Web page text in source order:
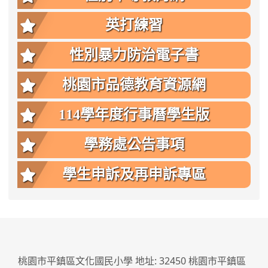
英打練習
性別暴力防治電子書
桃園市品德教育資源網
114學年度行事曆學生版
學務處公告事項
學生申訴及再申訴專區
桃園市平鎮區文化國民小學 地址: 32450 桃園市平鎮區